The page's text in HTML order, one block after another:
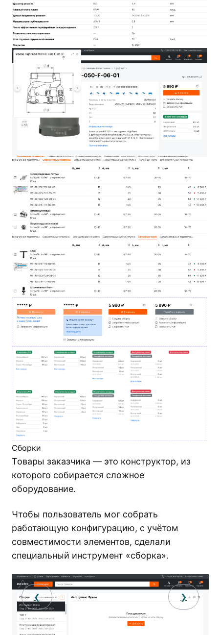
Сборки
Товары заказчика — это конструктор, из
которого собирается сложное
оборудование.
Чтобы пользователь мог собрать
работающую конфигурацию, с учётом
совместимости элементов, сделали
специальный инструмент «сборка».
❮ ❯